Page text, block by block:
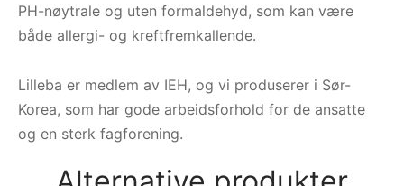
PH-nøytrale og uten formaldehyd, som kan være
både allergi- og kreftfremkallende.
Lilleba er medlem av IEH, og vi produserer i Sør-
Korea, som har gode arbeidsforhold for de ansatte
og en sterk fagforening.